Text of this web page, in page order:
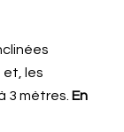
et, les
3 mètres. En